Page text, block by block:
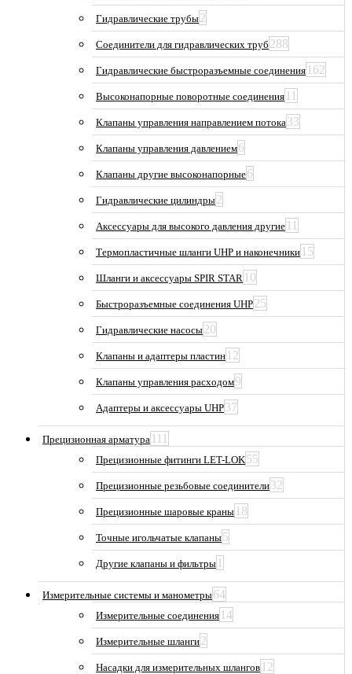
Гидравлические трубы2
Соединители для гидравлических труб 288
Гидравлические быстроразъемные соединения 162
Высоконапорные поворотные соединения 11
Клапаны управления направлением потока33
Клапаны управления давлением6
Клапаны другие высоконапорные6
Гидравлические цилиндры2
Аксессуары для высокого давления другие 11
Термопластичные шланги UHP и наконечники 15
Шланги и аксессуары SPIR STAR 10
Быстроразъемные соединения UHP25
Гидравлические насосы20
Клапаны и адаптеры пластин 12
Клапаны управления расходом9
Адаптеры и аксессуары UHP37
Прецизионная арматура 111
Прецизионные фитинги LET-LOK55
Прецизионные резьбовые соединители32
Прецизионные шаровые краны 18
Точные игольчатые клапаны5
Другие клапаны и фильтры 1
Измерительные системы и манометры64
Измерительные соединения 14
Измерительные шланги2
Насадки для измерительных шлангов 12